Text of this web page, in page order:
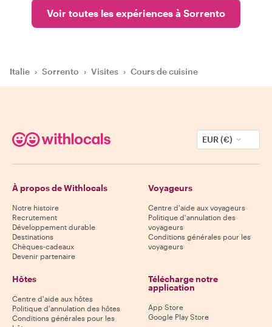
Voir toutes les expériences à Sorrento
Italie › Sorrento › Visites › Cours de cuisine
EUR (€)
À propos de Withlocals
Notre histoire
Recrutement
Développement durable
Destinations
Chèques-cadeaux
Devenir partenaire
Voyageurs
Centre d'aide aux voyageurs
Politique d'annulation des
voyageurs
Conditions générales pour les
voyageurs
Hôtes
Centre d'aide aux hôtes
Politique d'annulation des hôtes
Conditions générales pour les
Télécharge notre
application
App Store
Google Play Store